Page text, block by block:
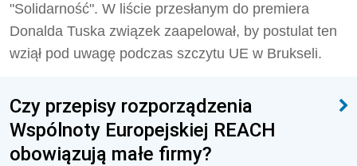
"Solidarność". W liście przesłanym do premiera
Donalda Tuska związek zaapelował, by postulat ten
wziął pod uwagę podczas szczytu UE w Brukseli.
Czy przepisy rozporządzenia
Wspólnoty Europejskiej REACH
obowiązują małe firmy?